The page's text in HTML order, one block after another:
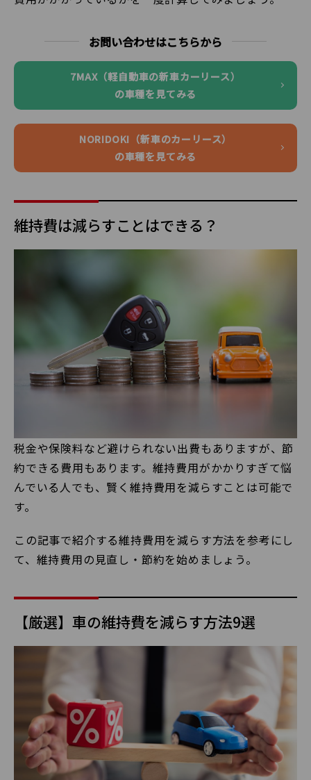
お問い合わせはこちらから
7MAX（軽自動車の新車カーリース）
の車種を見てみる
NORIDOKI（新車のカーリース）
の車種を見てみる
維持費は減らすことはできる？
税金や保険料など避けられない出費もありますが、節
約できる費用もあります。維持費用がかかりすぎて悩
んでいる人でも、賢く維持費用を減らすことは可能で
す。
この記事で紹介する維持費用を減らす方法を参考にし
て、維持費用の見直し・節約を始めましょう。
【厳選】車の維持費を減らす方法9選